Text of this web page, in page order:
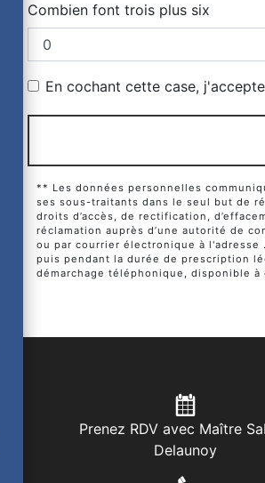
Combien font trois plus six
En cochant cette case,
** Les données personnelles
ses sous-traitants dans le seul but de
droits d’accès, de rectification,
réclamation auprès d’une autorité de
ou par courrier électronique à
puis pendant la durée de prescription
démarchage téléphonique, disponible à
Prenez RDV avec Maître
Delaunoy